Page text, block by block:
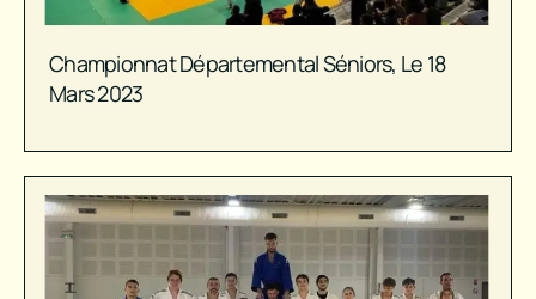
Championnat Départemental Séniors, Le 18
Mars 2023